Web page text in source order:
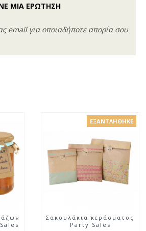
ΜΙΑ ΕΡΩΤΗΣΗ
email για οποιαδήποτε απορία σου
ΕΞΑΝΤΛΉΘΗΚΕ
Σακουλάκια κεράσματος
Party Sales